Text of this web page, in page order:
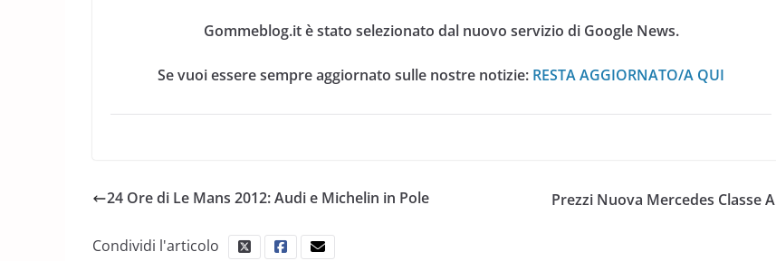
Gommeblog.it è stato selezionato dal nuovo servizio di Google News.
Se vuoi essere sempre aggiornato sulle nostre notizie: RESTA AGGIORNATO/A QUI
24 Ore di Le Mans 2012: Audi e Michelin in Pole Prezzi Nuova Mercedes Classe A
Condividi l'articolo